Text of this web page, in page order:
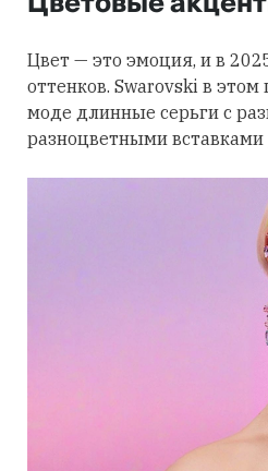
Цвет — это эмоция, и в
оттенков. Swarovski в
моде длинные серьги с
разноцветными